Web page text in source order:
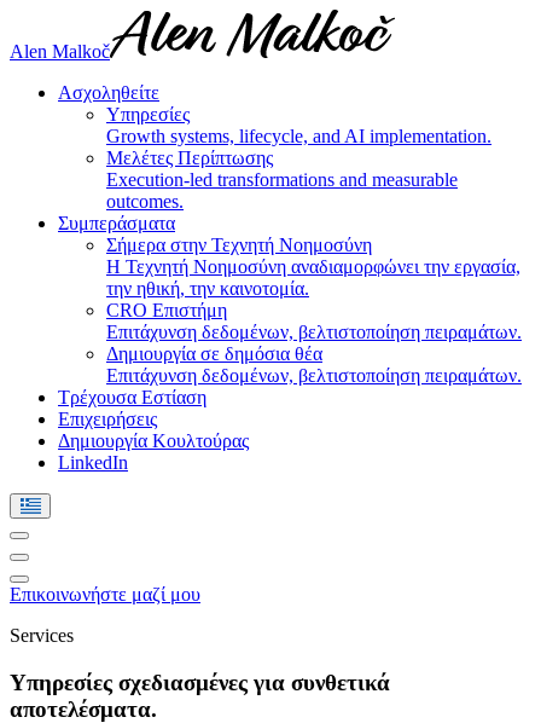
Alen Malkoč
Ασχοληθείτε
Υπηρεσίες
Growth systems, lifecycle, and AI implementation.
Μελέτες Περίπτωσης
Execution-led transformations and measurable
outcomes.
Συμπεράσματα
Σήμερα στην Τεχνητή Νοημοσύνη
Η Τεχνητή Νοημοσύνη αναδιαμορφώνει την εργασία,
την ηθική, την καινοτομία.
CRO Επιστήμη
Επιτάχυνση δεδομένων, βελτιστοποίηση πειραμάτων.
Δημιουργία σε δημόσια θέα
Επιτάχυνση δεδομένων, βελτιστοποίηση πειραμάτων.
Τρέχουσα Εστίαση
Επιχειρήσεις
Δημιουργία Κουλτούρας
LinkedIn
Επικοινωνήστε μαζί μου
Services
Υπηρεσίες σχεδιασμένες για συνθετικά
αποτελέσματα.